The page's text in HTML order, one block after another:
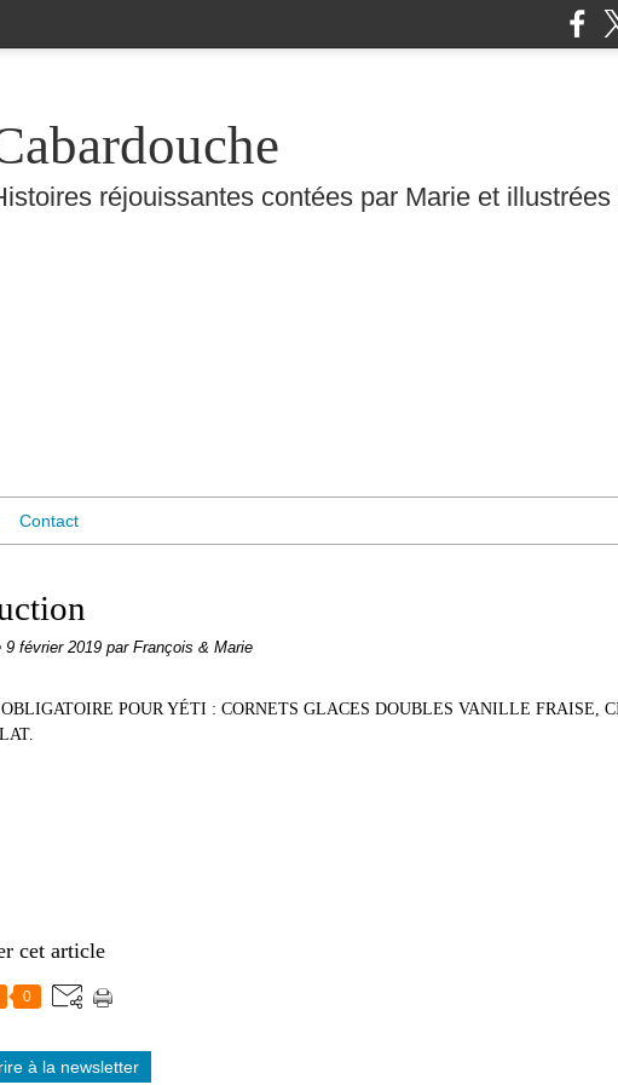
réjouissantes contées par Marie et illustrées
Contact
9 février 2019 par François & Marie
POUR YÉTI : CORNETS GLACES DOUBLES VANILLE FRAISE,
cet article
0
à la newsletter